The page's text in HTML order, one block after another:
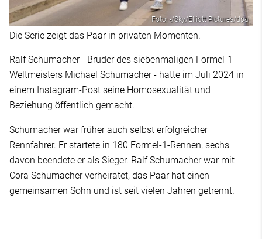
Foto: -/Sky/Elliott Pictures/dpa
Die Serie zeigt das Paar in privaten Momenten.
Ralf Schumacher - Bruder des siebenmaligen Formel-1-
Weltmeisters Michael Schumacher - hatte im Juli 2024 in
einem Instagram-Post seine Homosexualität und
Beziehung öffentlich gemacht.
Schumacher war früher auch selbst erfolgreicher
Rennfahrer. Er startete in 180 Formel-1-Rennen, sechs
davon beendete er als Sieger. Ralf Schumacher war mit
Cora Schumacher verheiratet, das Paar hat einen
gemeinsamen Sohn und ist seit vielen Jahren getrennt.